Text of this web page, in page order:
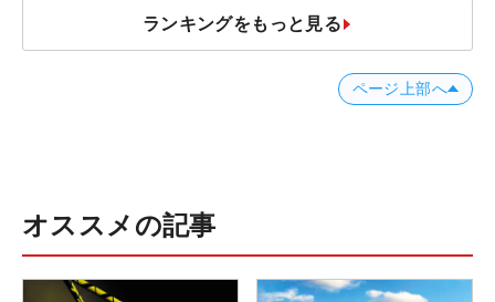
ランキングをもっと見る
ページ上部へ
オススメの記事